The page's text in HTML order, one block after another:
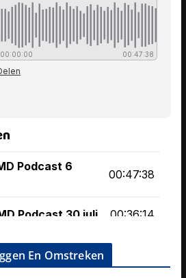
En Omstreken